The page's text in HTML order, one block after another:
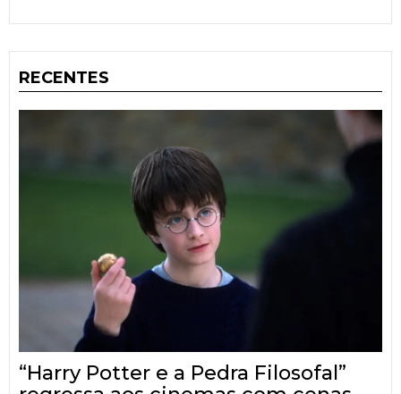
RECENTES
“Harry Potter e a Pedra Filosofal”